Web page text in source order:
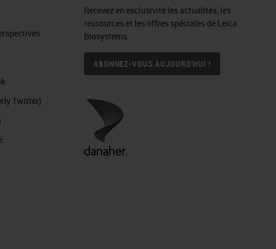
Twitter)
Recevez en exclusivité les actualités, les
ressources et les offres spéciales de Leica
Biosystems.
ABONNEZ-VOUS AUJOURD'HUI !